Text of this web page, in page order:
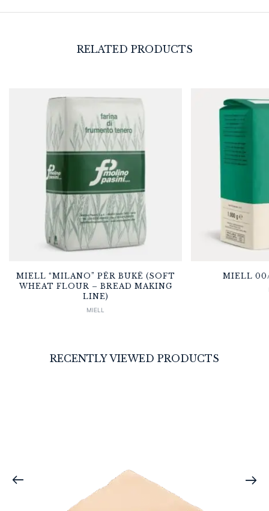
RELATED PRODUCTS
MIELL “MILANO” PËR BUKË (SOFT
WHEAT FLOUR – BREAD MAKING
LINE)
MIELL
MIELL
RECENTLY VIEWED PRODUCTS